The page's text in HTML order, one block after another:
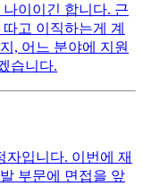
이이긴 합니다. 근
고 이직하는게 계
, 어느 분야에 지원
습니다.
자입니다. 이번에 재
부문에 면접을 앞